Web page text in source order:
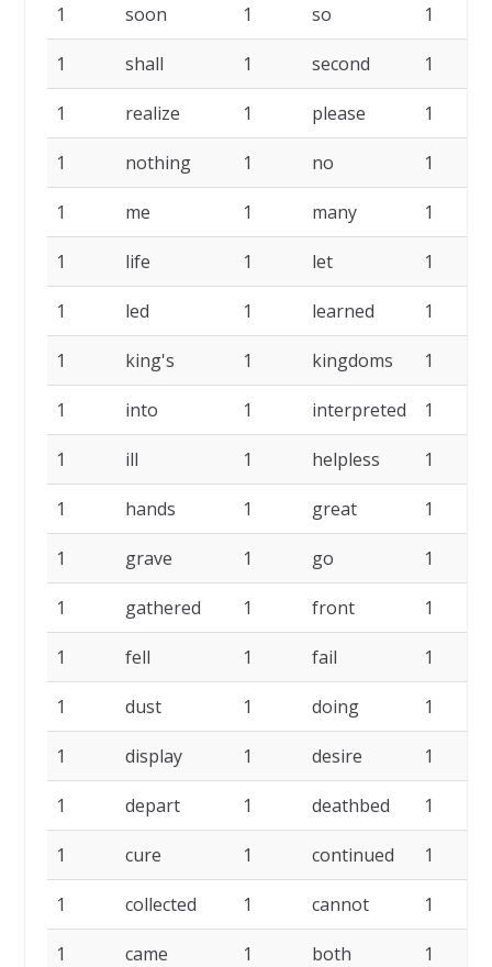
1 soon 1 so 1
1 shall 1 second 1
1 realize 1 please 1
1 nothing 1 no 1
1 me 1 many 1
1 life 1 let 1
1 led 1 learned 1
1 king's 1 kingdoms 1
1 into 1 interpreted 1
1 ill 1 helpless 1
1 hands 1 great 1
1 grave 1 go 1
1 gathered 1 front 1
1 fell 1 fail 1
1 dust 1 doing 1
1 display 1 desire 1
1 depart 1 deathbed 1
1 cure 1 continued 1
1 collected 1 cannot 1
1 came 1 both 1